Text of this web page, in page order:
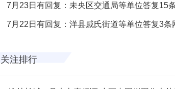
7月23日有回复：未央区交通局等单位答复15条网民
7月22日有回复：洋县戚氏街道等单位答复3条网民
关注排行